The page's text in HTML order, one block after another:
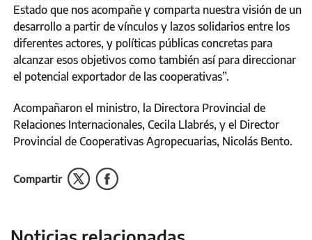
Estado que nos acompañe y comparta nuestra visión de un
desarrollo a partir de vínculos y lazos solidarios entre los
diferentes actores, y políticas públicas concretas para
alcanzar esos objetivos como también así para direccionar
el potencial exportador de las cooperativas”.
Acompañaron el ministro, la Directora Provincial de
Relaciones Internacionales, Cecila Llabrés, y el Director
Provincial de Cooperativas Agropecuarias, Nicolás Bento.
Compartir